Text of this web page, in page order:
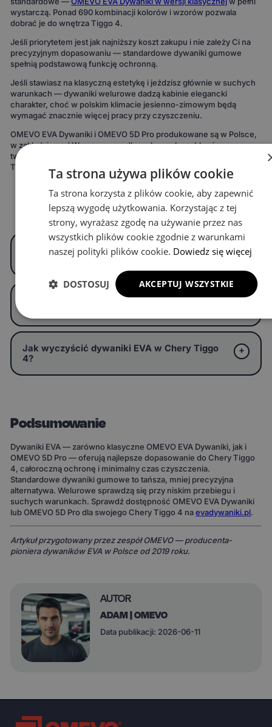
wystarczą. Ponad 690 kombinacji kolorów i wzorów pozwala
dobrać je do wnętrza Tiggo 4.
Jeśli priorytetem jest jak najniższy koszt zakupu i nie zależy Ci na
precyzyjnym dopasowaniu — standardowe dywaniki gumowe
spełnią podstawową funkcję ochronną.
Jeśli stawiasz na klasyczną estetykę i jeździsz głównie w suchych
warunkach — dywaniki welurowe dadzą kabinie elegancki
charakter, choć w polskim klimacie jesienno-zimowym będą
wymagać znacznie więcej pracy przy czyszczeniu.
OMEVO EVA Dywaniki i OMEVO 5D Pro produkowane są w Polsce,
w zakładzie pod Warszawą, według własnych szablonów
tworzonych na podstawie pomiarów konkretnych modeli aut.
Tysiące kierowców potwierdza ich jakość w opiniach po zakupie.
FAQ
Czy dywaniki EVA pasują do Chery Tiggo 4
Czym różni się OMEVO EVA Dywaniki od
Jak wyczyścić dywaniki EVA w Chery Tiggo
4?
Podsumowanie
Dywaniki EVA — zarówno klasyczne OMEVO EVA Dywaniki, jak i
OMEVO 5D Pro — oferują najlepsze dopasowanie do Chery Tiggo
4, całoroczną ochronę i minimalny czas czyszczenia.
Standardowe dywaniki gumowe to tańsza, mniej precyzyjna
alternatywa. Welurowe sprawdzą się przy niskim przebiegu i
suchych warunkach. Sprawdź dostępność OMEVO EVA Dywaniki
lub OMEVO 5D Pro dla swojego Chery Tiggo 4 naevadywaniki.pl.
Artykuł przygotowany przez zespół OMEVO — producenta-
pioniera dywaników EVA w Polsce od 2019 roku.
AUTOR
ADAM | OMEVO
Data publikacji: 2026-06-11
Ta strona używa plików cookie
Ta strona korzysta z plików cookie, aby zapewnić
lepszą wygodę użytkowania. Korzystając z tej
strony, wyrażasz zgodę na używanie przez nas
wszystkich plików cookie zgodnie z warunkami
naszej polityki plików cookie. Dowiedz się więcej
AKCEPTUJ WSZYSTKIE
DOSTOSUJ